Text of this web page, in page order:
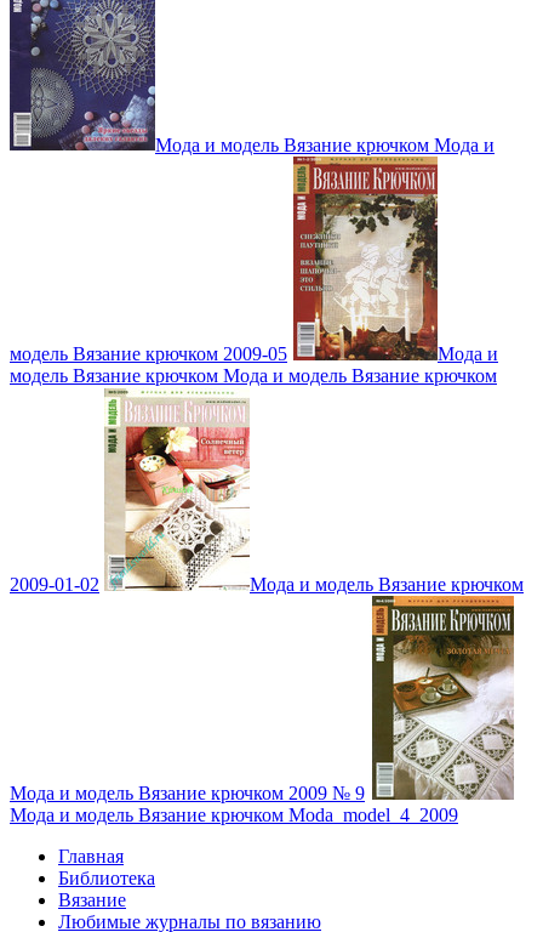
Мода и модель Вязание крючком Мода и
модель Вязание крючком 2009-05
Мода и
модель Вязание крючком Мода и модель Вязание крючком
2009-01-02 Мода и модель Вязание крючком
Мода и модель Вязание крючком 2009 № 9
Мода и модель Вязание крючком Moda_model_4_2009
Главная
Библиотека
Вязание
Любимые журналы по вязанию